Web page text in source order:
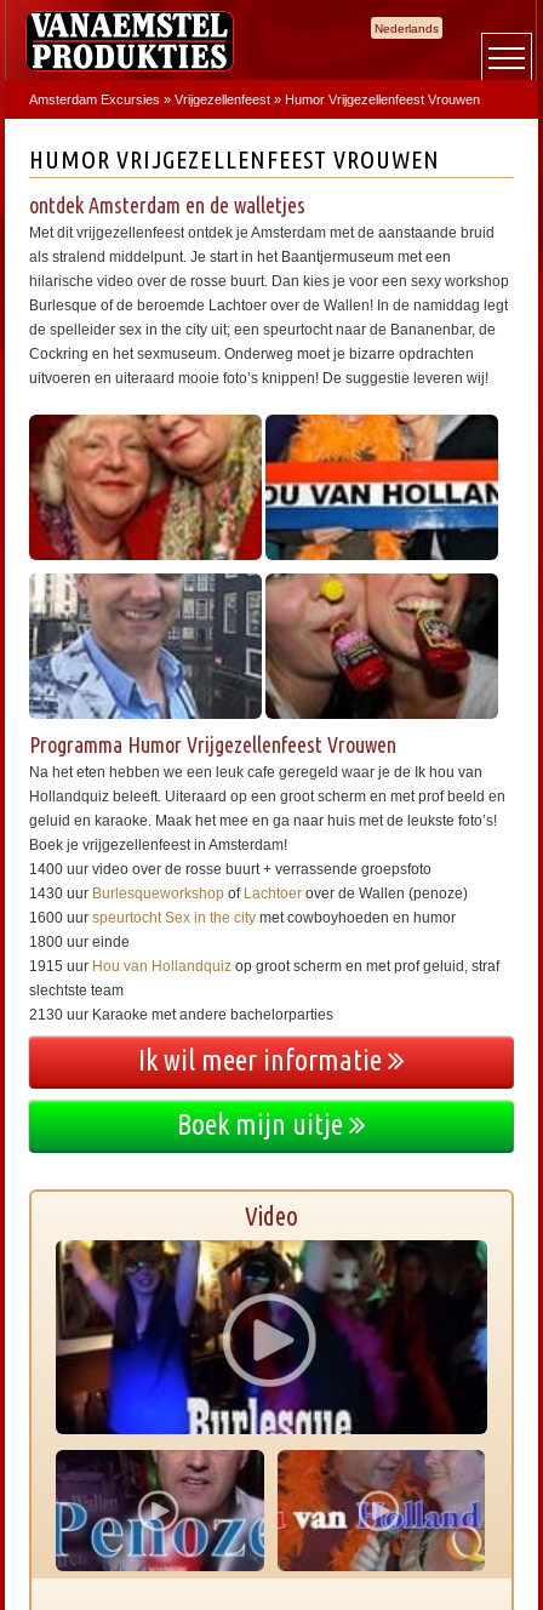
Nederlands
Amsterdam Excursies »Vrijgezellenfeest » Humor Vrijgezellenfeest Vrouwen
HUMOR VRIJGEZELLENFEEST VROUWEN
ontdek Amsterdam en de walletjes
Met dit vrijgezellenfeest ontdek je Amsterdam met de aanstaande bruid
als stralend middelpunt. Je start in het Baantjermuseum met een
hilarische video over de rosse buurt. Dan kies je voor een sexy workshop
Burlesque of de beroemde Lachtoer over de Wallen! In de namiddag legt
de spelleider sex in the city uit; een speurtocht naar de Bananenbar, de
Cockring en het sexmuseum. Onderweg moet je bizarre opdrachten
uitvoeren en uiteraard mooie foto’s knippen! De suggestie leveren wij!
Programma Humor Vrijgezellenfeest Vrouwen
Na het eten hebben we een leuk cafe geregeld waar je de Ik hou van
Hollandquiz beleeft. Uiteraard op een groot scherm en met prof beeld en
geluid en karaoke. Maak het mee en ga naar huis met de leukste foto’s!
Boek je vrijgezellenfeest in Amsterdam!
1400 uur video over de rosse buurt + verrassende groepsfoto
1430 uur Burlesqueworkshop of Lachtoer over de Wallen (penoze)
1600 uurspeurtocht Sex in the city met cowboyhoeden en humor
1800 uur einde
1915 uur Hou van Hollandquiz op groot scherm en met prof geluid, straf
slechtste team
2130 uur Karaoke met andere bachelorparties
Ik wil meer informatie
Boek mijn uitje
Video